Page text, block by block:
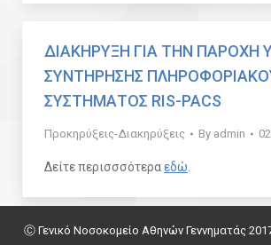
ΔΙΑΚΗΡΥΞΗ ΓΙΑ ΤΗΝ ΠΑΡΟΧΗ
ΣΥΝΤΗΡΗΣΗΣ
ΣΥΣΤΗΜΑΤΟΣ RIS-PACS
Προκηρύξεις-Διακηρύξεις By admin
Δείτε περισσσότεραεδώ
Ⓒ Γενικό Νοσοκομείο Αθηνών Γεννηματάς